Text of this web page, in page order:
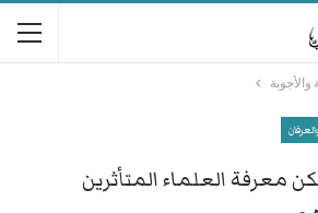
والأجوبة
معرفة العلماء المتأثرين